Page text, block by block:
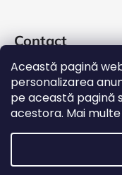
Această pagină
personalizarea
pe această pagină
acestora. Mai
Contact
suport@
Salente Romania
salente.ro
YouTube